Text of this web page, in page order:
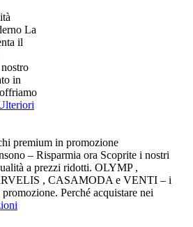
La
il
in
premium in promozione
– Risparmia ora Scoprite i nostri
a prezzi ridotti. OLYMP ,
, CASAMODA e VENTI – i
Perché acquistare nei